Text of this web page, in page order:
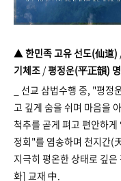
▲ 한민족 고유 선도(仙道)
기체조 /평정운(平正韻)
_ 선교 삼법수행 중, "평
고 깊게 숨을 쉬며 마음을
척추를 곧게 펴고 편안하
정회"를 염송하며 천지간(
지극히 평온한 상태로 깊
화] 교재 中.